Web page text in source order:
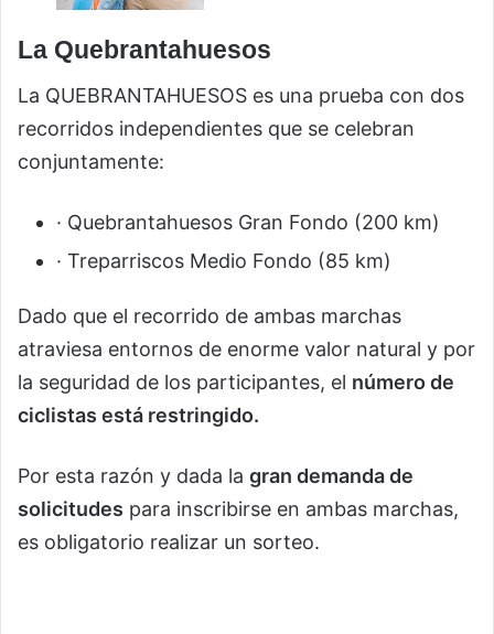
La Quebrantahuesos
La QUEBRANTAHUESOS es una prueba con dos
recorridos independientes que se celebran
conjuntamente:
· Quebrantahuesos Gran Fondo (200 km)
· Treparriscos Medio Fondo (85 km)
Dado que el recorrido de ambas marchas
atraviesa entornos de enorme valor natural y por
la seguridad de los participantes, el número de
ciclistas está restringido.
Por esta razón y dada la gran demanda de
solicitudes para inscribirse en ambas marchas,
es obligatorio realizar un sorteo.